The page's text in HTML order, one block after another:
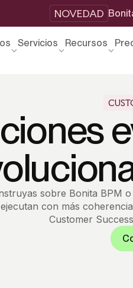
NOVEDAD
Servicios Recursos
sobre Bonita BPM
con más
Customer